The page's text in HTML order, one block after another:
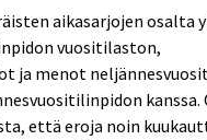
aikasarjojen osalta
vuositilaston,
ja menot
kanssa.
että eroja noin